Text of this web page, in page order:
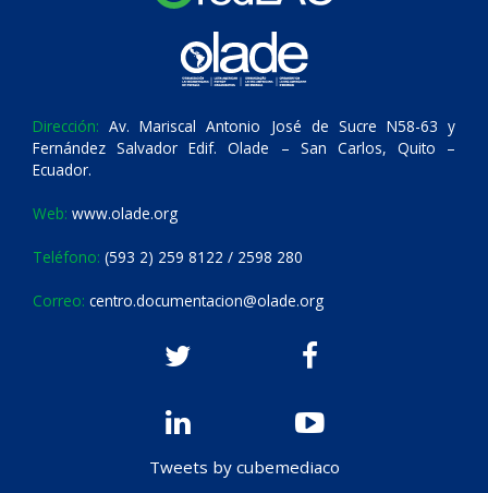
Dirección: Av. Mariscal Antonio José de Sucre N58-63 y
Fernández Salvador Edif. Olade – San Carlos, Quito –
Ecuador.
Web: www.olade.org
Teléfono: (593 2) 259 8122 / 2598 280
Correo: centro.documentacion@olade.org
Tweets by cubemediaco